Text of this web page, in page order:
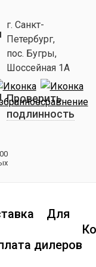
г. Санкт-
Петербург,
пос. Бугры,
Шоссейная 1А
Проверить
подлинность
Для
дилеров